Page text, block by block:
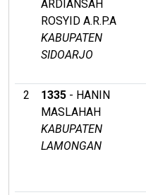
ARDIANSAH
ROSYID A.R.P.A
KABUPATEN
SIDOARJO
2
1335 - HANIN
MASLAHAH
KABUPATEN
LAMONGAN